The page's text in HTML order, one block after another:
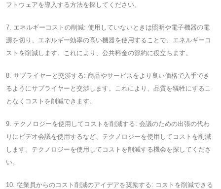
フトウェアを導入する方法を探してください。
7. エネルギーコストの削減: 使用していないときは照明や電子機器の電
源を切り、エネルギー効率の高い機器を使用することで、エネルギーコ
ストを削減します。これにより、公共料金の節約に役立ちます。
8. サプライヤーと交渉する: 商品やサービスをより良い価格で入手でき
るようにサプライヤーと交渉します。これにより、品質を犠牲にするこ
となくコストを削減できます。
9. テクノロジーを使用してコストを削減する: 会議のための出張の代わ
りにビデオ会議を使用するなど、テクノロジーを使用してコストを削減
します。テクノロジーを使用してコストを削減する機会を探してくださ
い。
10. 従業員からのコスト削減のアイデアを奨励する: コストを削減できる